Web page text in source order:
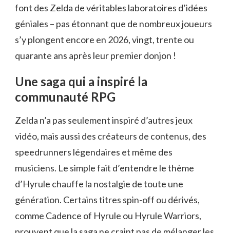
font des Zelda de véritables laboratoires d’idées
géniales – pas étonnant que de nombreux joueurs
s’y plongent encore en 2026, vingt, trente ou
quarante ans après leur premier donjon !
Une saga qui a inspiré la
communauté RPG
Zelda n’a pas seulement inspiré d’autres jeux
vidéo, mais aussi des créateurs de contenus, des
speedrunners légendaires et même des
musiciens. Le simple fait d’entendre le thème
d’Hyrule chauffe la nostalgie de toute une
génération. Certains titres spin-off ou dérivés,
comme Cadence of Hyrule ou Hyrule Warriors,